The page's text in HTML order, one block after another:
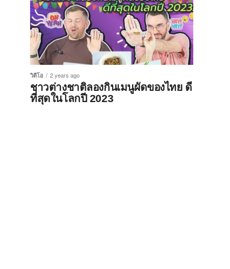
วิดีโอ 2 years ago
ชาวต่างชาติลองกินเมนูผัดของไทย ดี
ที่สุดในโลกปี 2023